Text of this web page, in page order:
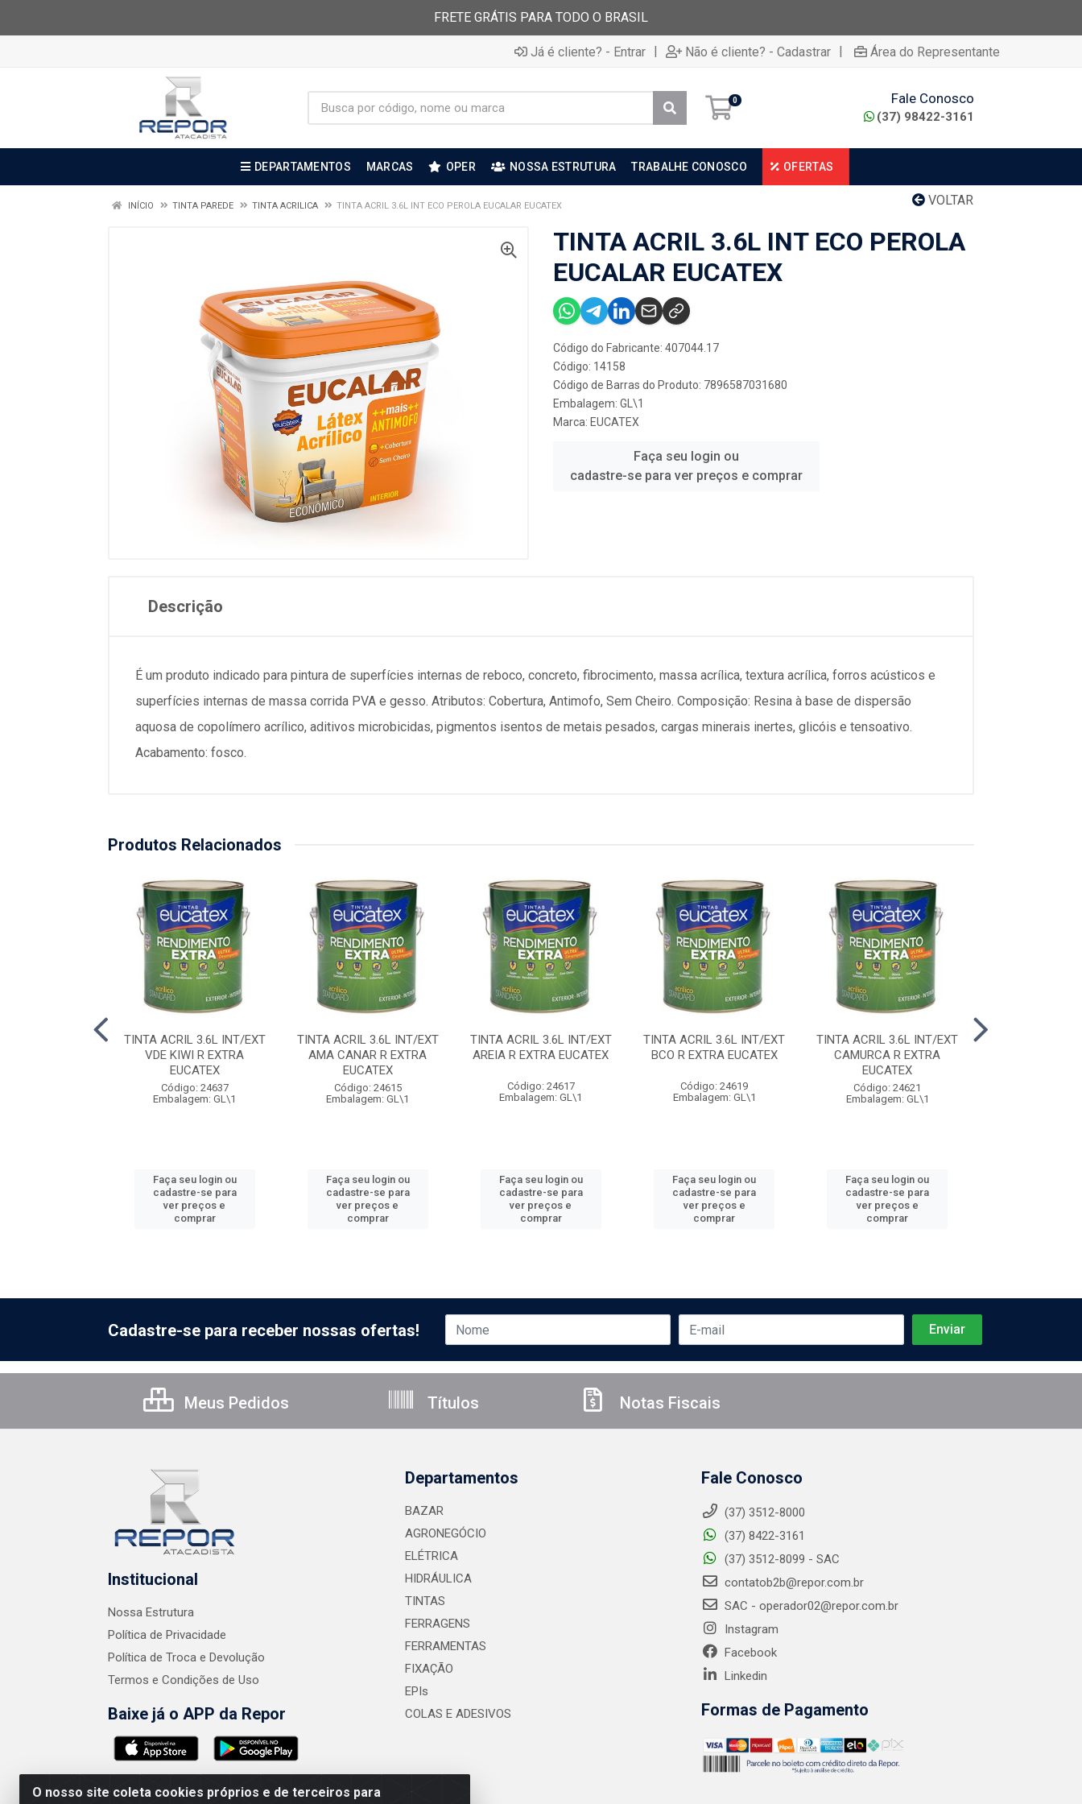
FRETE GRÁTIS PARA TODO O BRASIL
Já é cliente? - Entrar | Não é cliente? - Cadastrar | Área do Representante
0 Fale Conosco
(37) 98422-3161
DEPARTAMENTOS MARCAS OPER NOSSA ESTRUTURA TRABALHE CONOSCO OFERTAS
VOLTAR
INÍCIO TINTA PAREDE TINTA ACRILICA TINTA ACRIL 3.6L INT ECO PEROLA EUCALAR EUCATEX
TINTA ACRIL 3.6L INT ECO PEROLA
EUCALAR EUCATEX
Código do Fabricante: 407044.17
Código: 14158
Código de Barras do Produto: 7896587031680
Embalagem: GL\1
Marca: EUCATEX
Faça seu login ou
cadastre-se para ver preços e comprar
Descrição
É um produto indicado para pintura de superfícies internas de reboco, concreto, fibrocimento, massa acrílica, textura acrílica, forros acústicos e
superfícies internas de massa corrida PVA e gesso. Atributos: Cobertura, Antimofo, Sem Cheiro. Composição: Resina à base de dispersão
aquosa de copolímero acrílico, aditivos microbicidas, pigmentos isentos de metais pesados, cargas minerais inertes, glicóis e tensoativo.
Acabamento: fosco.
Produtos Relacionados
TINTA ACRIL 3.6L INT/EXT
VDE KIWI R EXTRA
EUCATEX
Código: 24637
Embalagem: GL\1
Faça seu login ou
cadastre-se para
ver preços e
comprar
TINTA ACRIL 3.6L INT/EXT
AMA CANAR R EXTRA
EUCATEX
Código: 24615
Embalagem: GL\1
Faça seu login ou
cadastre-se para
ver preços e
comprar
TINTA ACRIL 3.6L INT/EXT
AREIA R EXTRA EUCATEX
Código: 24617
Embalagem: GL\1
Faça seu login ou
cadastre-se para
ver preços e
comprar
TINTA ACRIL 3.6L INT/EXT
BCO R EXTRA EUCATEX
Código: 24619
Embalagem: GL\1
Faça seu login ou
cadastre-se para
ver preços e
comprar
TINTA ACRIL 3.6L INT/EXT
CAMURCA R EXTRA
EUCATEX
Código: 24621
Embalagem: GL\1
Faça seu login ou
cadastre-se para
ver preços e
comprar
O nosso site coleta cookies próprios e de terceiros para
Cadastre-se para receber nossas ofertas!
Meus Pedidos Títulos Notas Fiscais
Institucional
Nossa Estrutura
Política de Privacidade
Política de Troca e Devolução
Termos e Condições de Uso
Baixe já o APP da Repor
Departamentos
BAZAR
AGRONEGÓCIO
ELÉTRICA
HIDRÁULICA
TINTAS
FERRAGENS
FERRAMENTAS
FIXAÇÃO
EPIs
COLAS E ADESIVOS
Fale Conosco
(37) 3512-8000
(37) 8422-3161
(37) 3512-8099 - SAC
contatob2b@repor.com.br
SAC - operador02@repor.com.br
Instagram
Facebook
Linkedin
Formas de Pagamento